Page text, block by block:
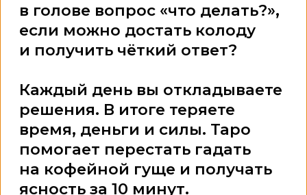
Тем, кто устал принимать решения
«наугад» и ищет чёткие ответы
(астрологи, психологи, коучи) и хочет
добавить рабочий инструмент
Тем, кто хочет разобраться в себе
и заглядывать в будущее, чтобы
ситуации в деньгах, отношениях,
в карьере